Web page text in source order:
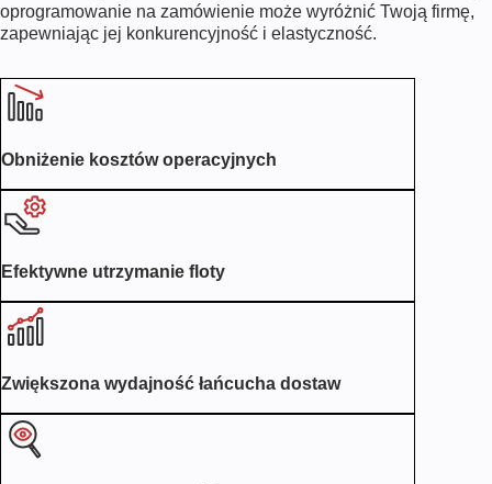
oprogramowanie na zamówienie może wyróżnić Twoją firmę,
zapewniając jej konkurencyjność i elastyczność.
Obniżenie kosztów operacyjnych
Efektywne utrzymanie floty
Zwiększona wydajność łańcucha dostaw